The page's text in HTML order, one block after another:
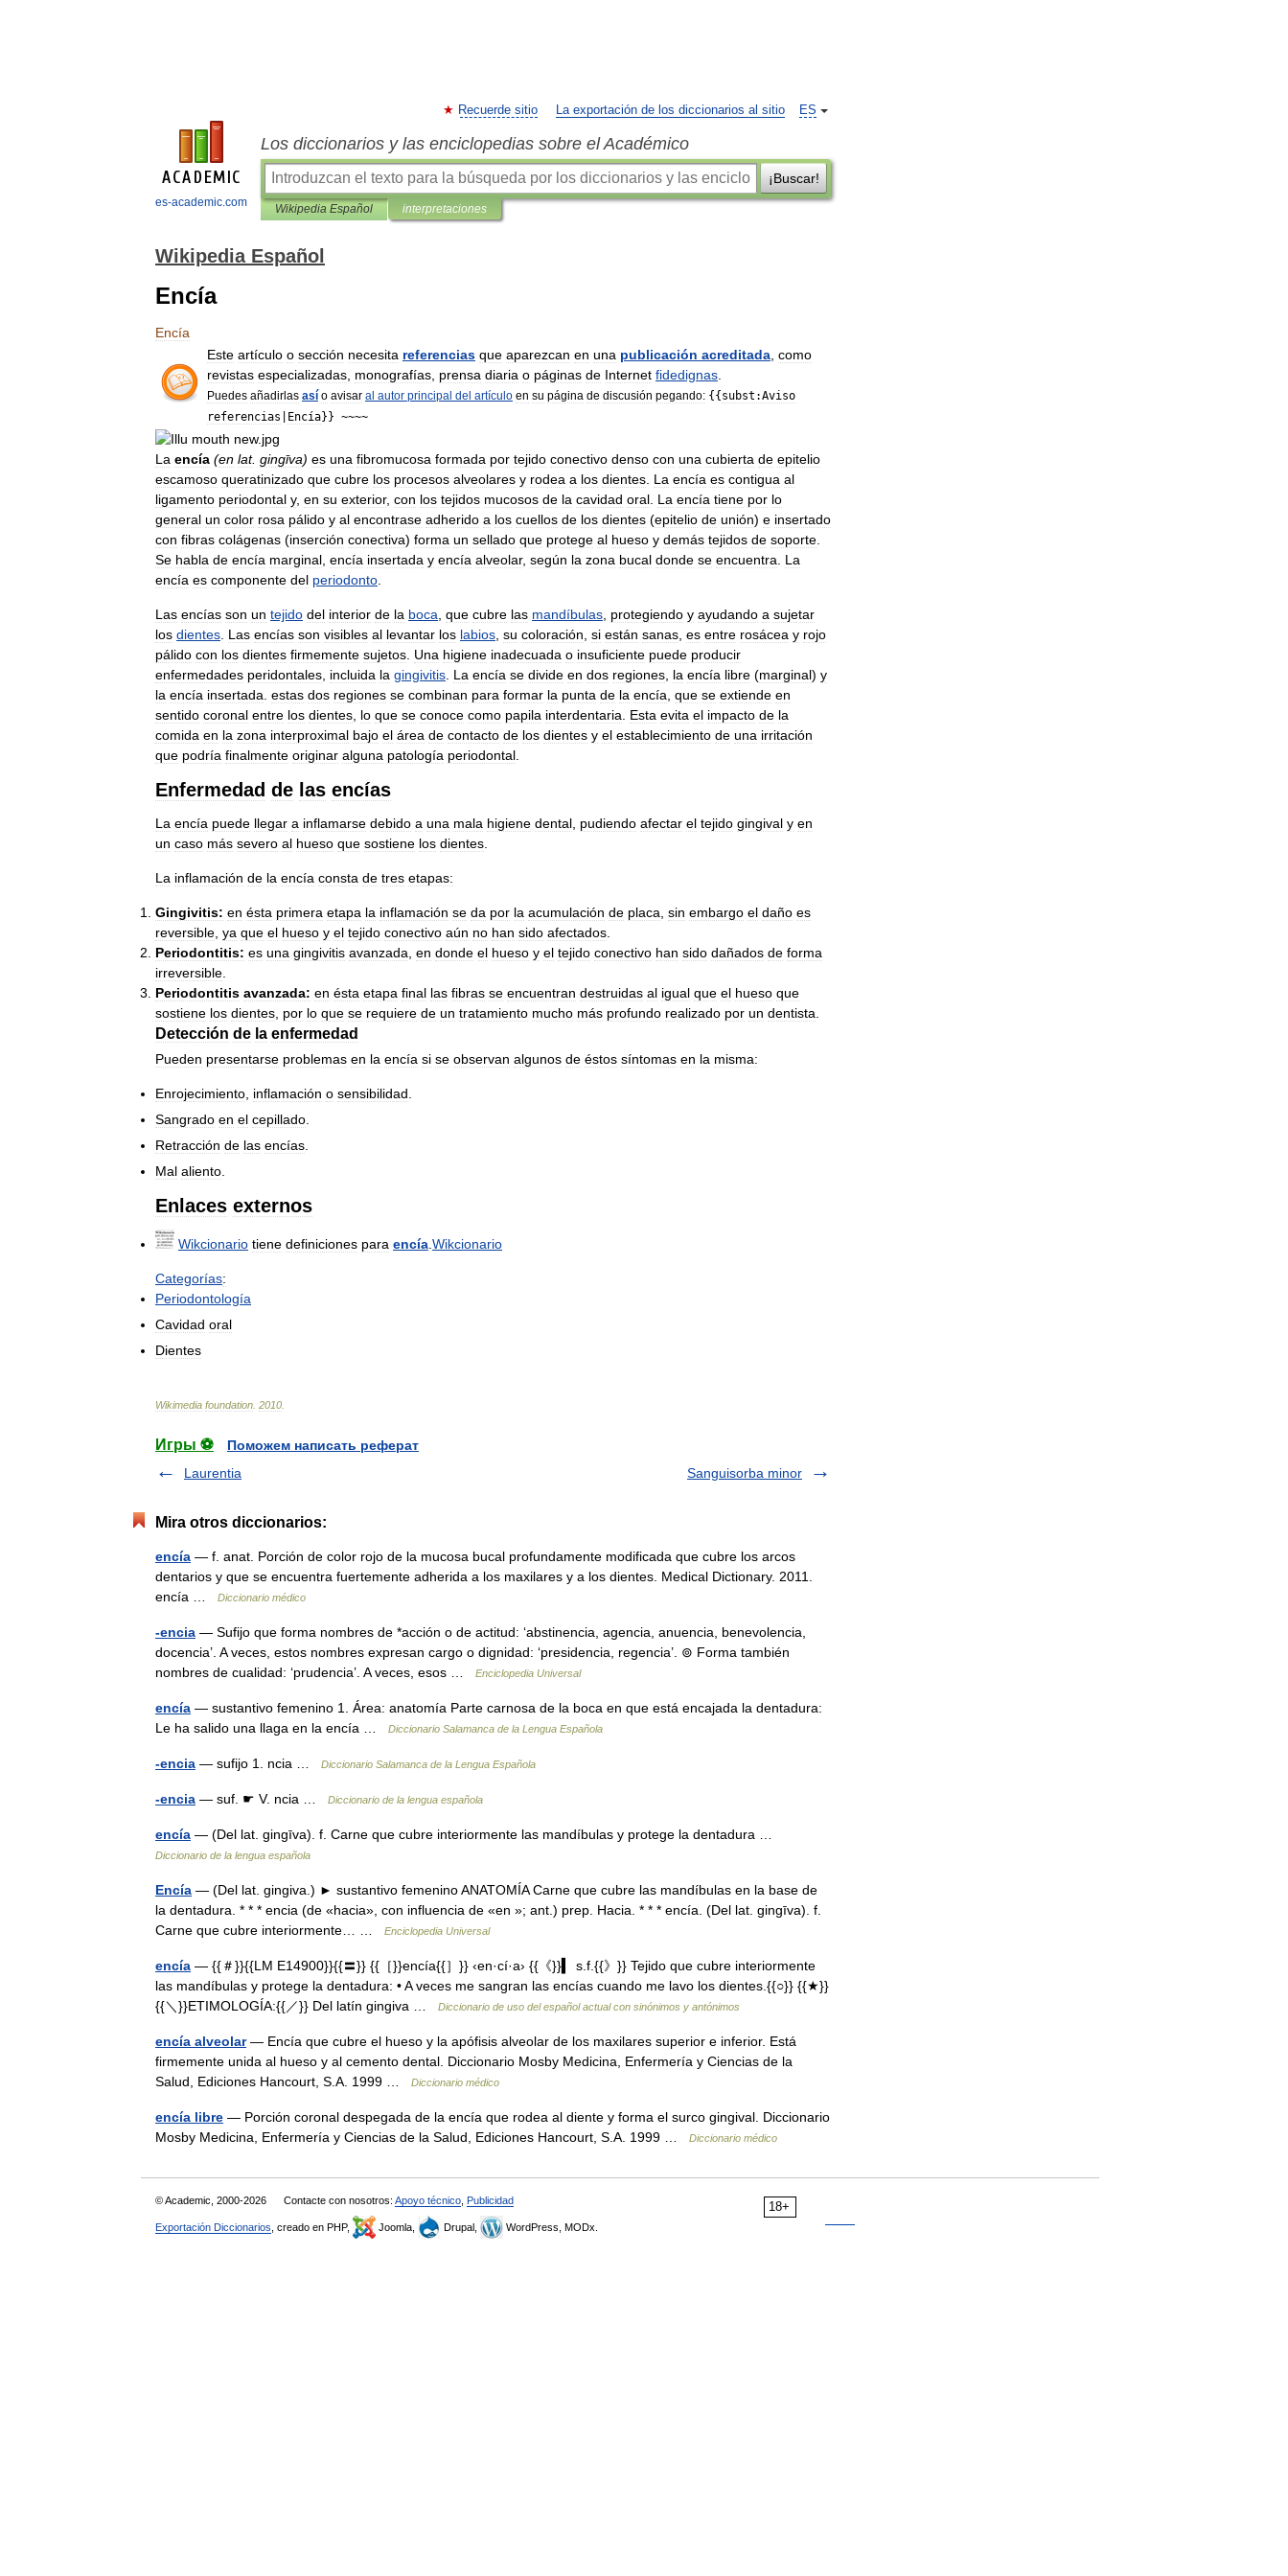
es-academic.com
ES
Recuerde sitio La exportación de los diccionarios al sitio
Los diccionarios y las enciclopedias sobre el Académico
¡Buscar!
Wikipedia Español interpretaciones
Wikipedia Español
Encía
Encía
Este artículo o sección necesita referencias que aparezcan en una publicación acreditada como
revistas especializadas monografías prensa diaria o páginas de Internet fidedignas
Puedes añadirlas así o avisar al autor principal del artículo en su página de discusión pegando: {{ subst:Aviso
referencias
Encía}} ~~~~
La encía (en lat. gingīva) es una fibromucosa formada por tejido conectivo denso con una cubierta de epitelio
escamoso queratinizado que cubre los procesos alveolares y rodea a los dientes La encía es contigua al
ligamento periodontal y, en su exterior, con los tejidos mucosos de la cavidad oral La encía tiene por lo
general un color rosa pálido y al encontrase adherido a los cuellos de los dientes (epitelio de unión) e insertado
con fibras colágenas (inserción conectiva) forma un sellado que protege al hueso y demás tejidos de soporte
Se habla de encía marginal encía insertada y encía alveolar, según la zona bucal donde se encuentra
La
encía es componente del periodonto
Las encías son un tejido del interior de la boca que cubre las mandíbulas protegiendo y ayudando a sujetar
los dientes Las encías son visibles al levantar los labios su coloración si están sanas es entre rosácea y rojo
pálido con los dientes firmemente sujetos Una higiene inadecuada o insuficiente puede producir
enfermedades peridontales incluida la gingivitis La encía se divide en dos regiones la encía libre (marginal) y
la encía insertada estas dos regiones se combinan para formar la punta de la encía que se extiende en
sentido coronal entre los dientes lo que se conoce como papila interdentaria Esta evita el impacto de la
comida en la zona interproximal bajo el área de contacto de los dientes y el establecimiento de una irritación
que podría finalmente originar alguna patología periodontal
Enfermedad de las encías
La encía puede llegar a inflamarse debido a una mala higiene dental pudiendo afectar el tejido gingival y en
un caso más severo al hueso que sostiene los dientes
La inflamación de la encía consta de tres etapas:
Gingivitis: en ésta primera etapa la inflamación se da por la acumulación de placa sin embargo el daño es
reversible ya que el hueso y el tejido conectivo aún no han sido afectados
Periodontitis: es una gingivitis avanzada en donde el hueso y el tejido conectivo han sido dañados de forma
irreversible
Periodontitis avanzada: en ésta etapa final las fibras se encuentran destruidas al igual que el hueso que
sostiene los dientes por lo que se requiere de un tratamiento mucho más profundo realizado por un dentista
Detección de la enfermedad
Pueden presentarse problemas en la encía si se observan algunos de éstos síntomas en la misma:
Enrojecimiento inflamación o sensibilidad
Sangrado en el cepillado
Retracción de las encías
Mal aliento
Enlaces externos
Wikcionario tiene definiciones para encía Wikcionario
Categorías:
Periodontología
Cavidad oral
Dientes
Wikimedia foundation 2010
Игры ⚽
Поможем написать реферат
Laurentia
Sanguisorba minor
Mira otros diccionarios:
encía — f. anat. Porción de color rojo de la mucosa bucal profundamente modificada que cubre los arcos
dentarios y que se encuentra fuertemente adherida a los maxilares y a los dientes. Medical Dictionary. 2011.
encía …
Diccionario médico
-encia — Sufijo que forma nombres de *acción o de actitud: ‘abstinencia, agencia, anuencia, benevolencia,
docencia’. A veces, estos nombres expresan cargo o dignidad: ‘presidencia, regencia’. ⊚ Forma también
nombres de cualidad: ‘prudencia’. A veces, esos …
Enciclopedia Universal
encía — sustantivo femenino 1. Área: anatomía Parte carnosa de la boca en que está encajada la dentadura:
Le ha salido una llaga en la encía …
Diccionario Salamanca de la Lengua Española
-encia — sufijo 1. ncia … Diccionario Salamanca de la Lengua Española
-encia — suf. ☛ V. ncia … Diccionario de la lengua española
encía — (Del lat. gingīva). f. Carne que cubre interiormente las mandíbulas y protege la dentadura …
Diccionario de la lengua española
Encía — (Del lat. gingiva.) ► sustantivo femenino ANATOMÍA Carne que cubre las mandíbulas en la base de
la dentadura. * * * encia (de «hacia», con influencia de «en »; ant.) prep. Hacia. * * * encía. (Del lat. gingīva). f.
Carne que cubre interiormente… …
Enciclopedia Universal
encía — {{＃}}{{LM E14900}}{{〓}} {{［}}encía{{］}} ‹en·cí·a› {{《}}▍ s.f.{{》}} Tejido que cubre interiormente
las mandíbulas y protege la dentadura: • A veces me sangran las encías cuando me lavo los dientes.{{○}} {{★}}
{{＼}}ETIMOLOGÍA:{{／}} Del latín gingiva …
Diccionario de uso del español actual con sinónimos y antónimos
encía alveolar— Encía que cubre el hueso y la apófisis alveolar de los maxilares superior e inferior. Está
firmemente unida al hueso y al cemento dental. Diccionario Mosby Medicina, Enfermería y Ciencias de la
Salud, Ediciones Hancourt, S.A. 1999 …
Diccionario médico
encía libre — Porción coronal despegada de la encía que rodea al diente y forma el surco gingival. Diccionario
Mosby Medicina, Enfermería y Ciencias de la Salud, Ediciones Hancourt, S.A. 1999 …
Diccionario médico
18+
© Academic, 2000-2026 Contacte con nosotros: Apoyo técnico Publicidad
Exportación Diccionarios , creado en PHP, Joomla, Drupal, WordPress, MODx.